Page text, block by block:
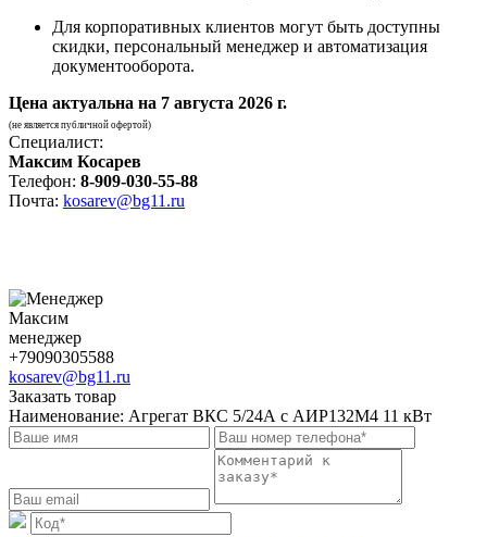
Для корпоративных клиентов могут быть доступны
скидки, персональный менеджер и автоматизация
документооборота.
Цена актуальна на 7 августа 2026 г.
(не является публичной офертой)
Специалист:
Максим Косарев
Телефон: 8-909-030-55-88
Почта: kosarev@bg11.ru
Максим
менеджер
+79090305588
kosarev@bg11.ru
Заказать товар
Наименование: Агрегат ВКС 5/24А с АИР132M4 11 кВт